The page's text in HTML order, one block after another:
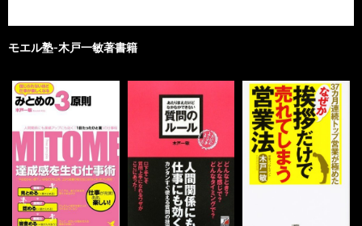
モエル塾-木戸一敏著書籍